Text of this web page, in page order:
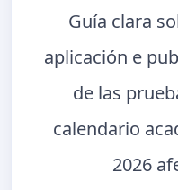
Guía clara
aplicación e
de las
calendario
2026